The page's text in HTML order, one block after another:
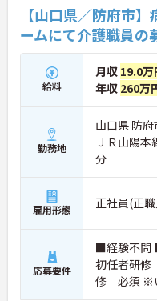
【山口県／防府市
ームにて介護職員の
給料
月収 19.0
年収 260万
勤務地
山口県 防
ＪＲ山陽
分
雇用形態 正社員(正
応募要件
■経験不問
初任者研
修 必須 ※